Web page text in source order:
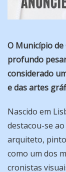
O Município
profundo
considerado
e das artes
Nascido em
destacou-se
arquiteto,
como um dos
cronistas